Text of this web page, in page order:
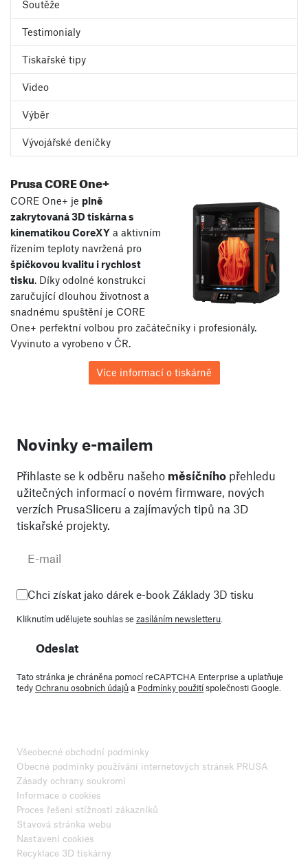
Soutěže
Testimonialy
Tiskařské tipy
Video
Výběr
Vývojářské deníčky
Prusa CORE One+
CORE One+ je plně
zakrytovaná 3D tiskárna s
kinematikou CoreXY a aktivním
řízením teploty navržená pro
špičkovou kvalitu i rychlost
tisku. Díky odolné konstrukci
zaručující dlouhou životnost a
snadnému spuštění je CORE
One+ perfektní volbou pro začátečníky i profesionály.
Vyvinuto a vyrobeno v ČR.
Více informací o tiskárně
Novinky e-mailem
Přihlaste se k odběru našeho měsíčního přehledu
užitečných informací o novém firmware, nových
verzích PrusaSliceru a zajímavých tipů na 3D
tiskařské projekty.
Chci získat jako dárek e-book Základy 3D tisku
Kliknutím udělujete souhlas se zasíláním newsletteru
Odeslat
Tato stránka je chráněna pomocí reCAPTCHA Enterprise a uplatňuje
tedyOchranu osobních údajůa Podmínky použitíspolečnosti Google.
Všeobecné obchodní podmínky
Obecné podmínky používání internetových stránek PRUSA
Zásady ochrany soukromí
Informace o cookies
Proces řešení stížností zákazníků
Stavová stránka webu
Nastavení cookies
Recyklace 3D tiskárny